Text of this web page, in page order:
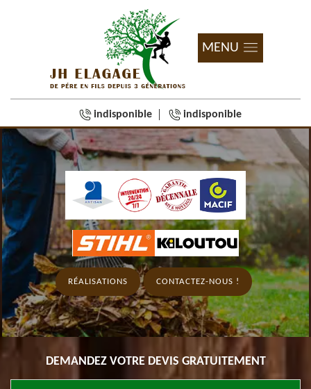
MENU
indisponible indisponible
RÉALISATIONS CONTACTEZ-NOUS !
DEMANDEZ VOTRE DEVIS GRATUITEMENT